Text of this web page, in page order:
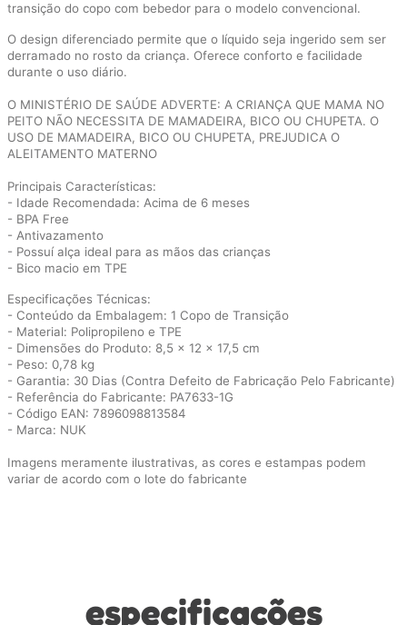
transição do copo com bebedor para o modelo convencional.
O design diferenciado permite que o líquido seja ingerido sem ser
derramado no rosto da criança. Oferece conforto e facilidade
durante o uso diário.
O MINISTÉRIO DE SAÚDE ADVERTE: A CRIANÇA QUE MAMA NO
PEITO NÃO NECESSITA DE MAMADEIRA, BICO OU CHUPETA. O
USO DE MAMADEIRA, BICO OU CHUPETA, PREJUDICA O
ALEITAMENTO MATERNO
Principais Características:
- Idade Recomendada: Acima de 6 meses
- BPA Free
- Antivazamento
- Possuí alça ideal para as mãos das crianças
- Bico macio em TPE
Especificações Técnicas:
- Conteúdo da Embalagem: 1 Copo de Transição
- Material: Polipropileno e TPE
- Dimensões do Produto: ‎8,5 x 12 x 17,5 cm
- Peso: 0,78 kg
- Garantia: 30 Dias (Contra Defeito de Fabricação Pelo Fabricante)
- Referência do Fabricante: PA7633-1G
- Código EAN: 7896098813584
- Marca: NUK
Imagens meramente ilustrativas, as cores e estampas podem
variar de acordo com o lote do fabricante
especificações